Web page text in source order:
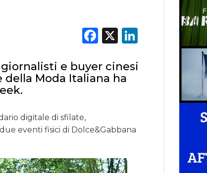
Facebook
X LinkedIn
e buyer cinesi
Moda Italiana ha
digitale di sfilate,
eventi fisici di Dolce&Gabbana